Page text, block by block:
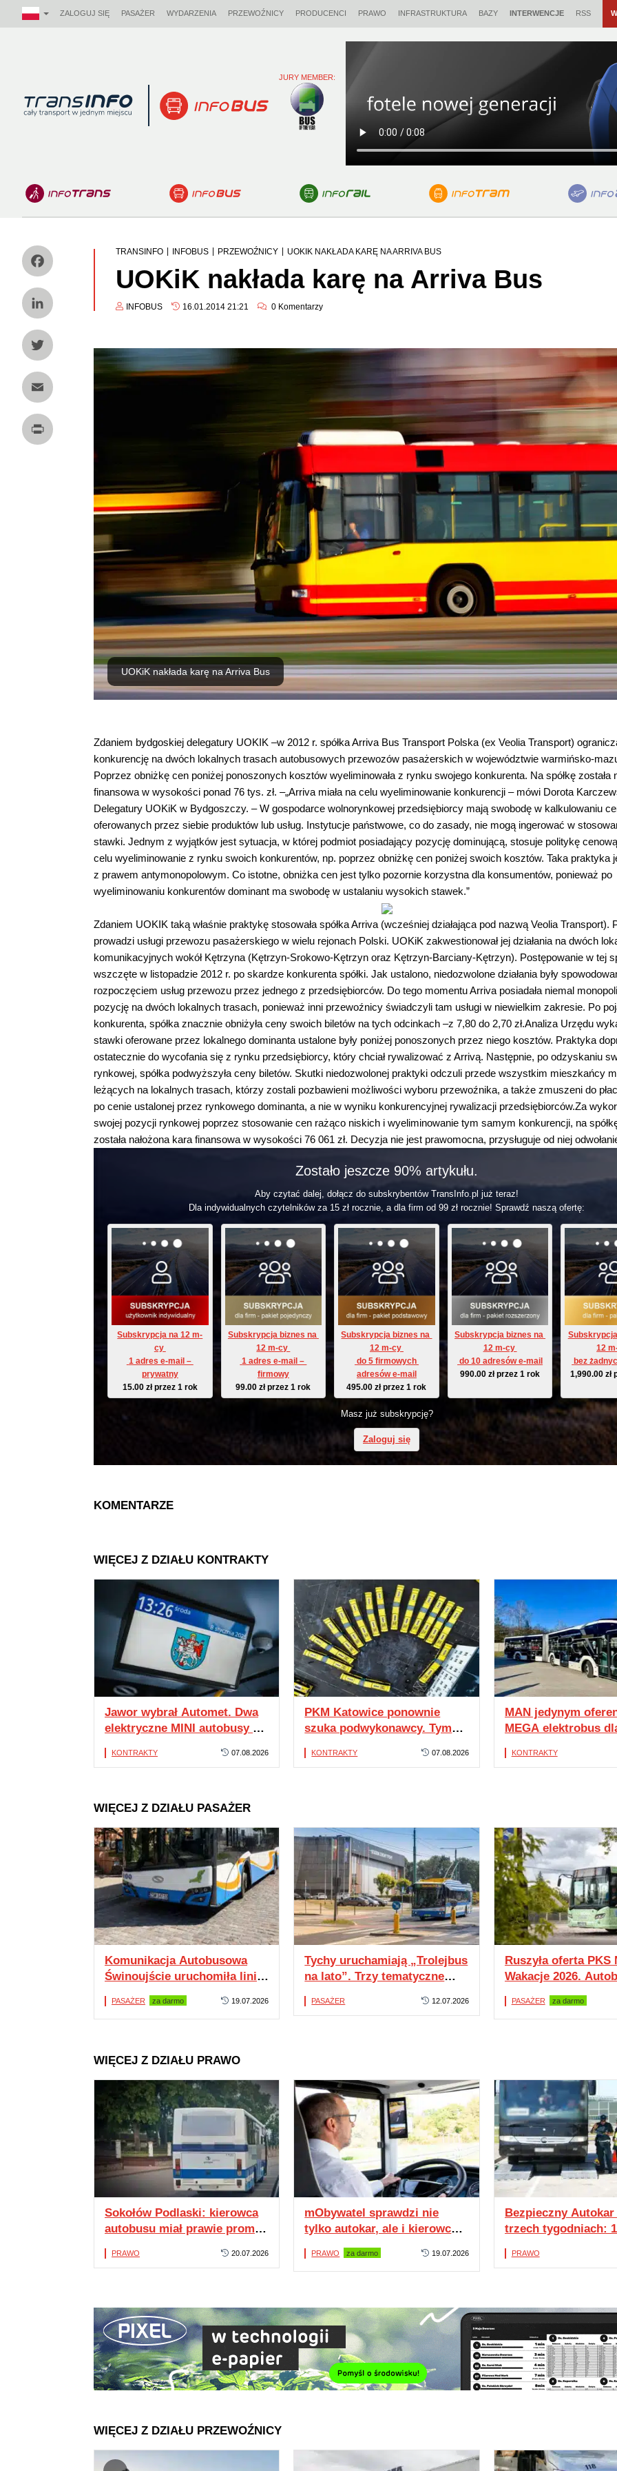
ZALOGUJ SIĘ PASAŻER WYDARZENIA PRZEWOŹNICY PRODUCENCI PRAWO INFRASTRUKTURA BAZY INTERWENCJE RSS
Logo
JURY MEMBER:
Facebook
LinkedIn
Twitter
Email
TRANSINFO | INFOBUS | PRZEWOŹNICY | UOKIK NAKŁADA KARĘ NA ARRIVA BUS
UOKiK nakłada karę na Arriva Bus
INFOBUS 16.01.2014 21:21 0 Komentarzy
UOKiK nakłada karę na Arriva Bus
Zdaniem bydgoskiej delegatury UOKIK –w 2012 r. spółka Arriva Bus Transport Polska (ex Veolia Transport)
konkurencję na dwóch lokalnych trasach autobusowych przewozów pasażerskich w województwie warmińsko-
Poprzez obniżkę cen poniżej ponoszonych kosztów wyeliminowała z rynku swojego konkurenta. Na spółkę została
finansowa w wysokości ponad 76 tys. zł. –„Arriva miała na celu wyeliminowanie konkurencji – mówi Dorota
Delegatury UOKiK w Bydgoszczy. – W gospodarce wolnorynkowej przedsiębiorcy mają swobodę w kalkulowaniu
oferowanych przez siebie produktów lub usług. Instytucje państwowe, co do zasady, nie mogą ingerować w
stawki. Jednym z wyjątków jest sytuacja, w której podmiot posiadający pozycję dominującą, stosuje politykę
celu wyeliminowanie z rynku swoich konkurentów, np. poprzez obniżkę cen poniżej swoich kosztów. Taka praktyka
z prawem antymonopolowym. Co istotne, obniżka cen jest tylko pozornie korzystna dla konsumentów, ponieważ po
wyeliminowaniu konkurentów dominant ma swobodę w ustalaniu wysokich stawek.”
Zdaniem UOKIK taką właśnie praktykę stosowała spółka Arriva (wcześniej działająca pod nazwą Veolia Transport).
prowadzi usługi przewozu pasażerskiego w wielu rejonach Polski. UOKiK zakwestionował jej działania na dwóch
komunikacyjnych wokół Kętrzyna (Kętrzyn-Srokowo-Kętrzyn oraz Kętrzyn-Barciany-Kętrzyn). Postępowanie w tej
wszczęte w listopadzie 2012 r. po skardze konkurenta spółki. Jak ustalono, niedozwolone działania były
rozpoczęciem usług przewozu przez jednego z przedsiębiorców. Do tego momentu Arriva posiadała niemal
pozycję na dwóch lokalnych trasach, ponieważ inni przewoźnicy świadczyli tam usługi w niewielkim zakresie. Po
konkurenta, spółka znacznie obniżyła ceny swoich biletów na tych odcinkach –z 7,80 do 2,70 zł.Analiza Urzędu
stawki oferowane przez lokalnego dominanta ustalone były poniżej ponoszonych przez niego kosztów. Praktyka
ostatecznie do wycofania się z rynku przedsiębiorcy, który chciał rywalizować z Arrivą. Następnie, po odzyskaniu
rynkowej, spółka podwyższyła ceny biletów. Skutki niedozwolonej praktyki odczuli przede wszystkim mieszkańcy
leżących na lokalnych trasach, którzy zostali pozbawieni możliwości wyboru przewoźnika, a także zmuszeni do
po cenie ustalonej przez rynkowego dominanta, a nie w wyniku konkurencyjnej rywalizacji przedsiębiorców.Za
swojej pozycji rynkowej poprzez stosowanie cen rażąco niskich i wyeliminowanie tym samym konkurencji, na
została nałożona kara finansowa w wysokości 76 061 zł. Decyzja nie jest prawomocna, przysługuje od niej
Zostało jeszcze 90% artykułu.
Aby czytać dalej, dołącz do subskrybentów TransInfo.pl już teraz!
Dla indywidualnych czytelników za 15 zł rocznie, a dla firm od 99 zł rocznie! Sprawdź naszą ofertę:
Subskrypcja na 12 m-
cy
prywatny
15.00 zł przez 1 rok
Subskrypcja biznes na
12 m-cy
1 adres e-mail –
firmowy
99.00zł przez 1 rok
Subskrypcja biznes na
12 m-cy
adresów e-mail
495.00zł przez 1 rok
Subskrypcja biznes na
12 m-cy
do 10 adresów e-mail
990.00zł przez 1 rok
12
bez
1,990.00 zł
Masz już subskrypcję?
Zaloguj się
KOMENTARZE
WIĘCEJ Z DZIAŁU KONTRAKTY
Jawor wybrał Automet. Dwa
elektryczne MINI autobusy z
KONTRAKTY 07.08.2026
PKM Katowice ponownie
szuka podwykonawcy. Tym
autobusów
KONTRAKTY 07.08.2026
MAN jedynym
MEGA elektrobus
KONTRAKTY
WIĘCEJ Z DZIAŁU PASAŻER
Komunikacja Autobusowa
Świnoujście uruchomiła linię
13. Z promu na promenadę
PASAŻER za darmo 19.07.2026
Tychy uruchamiają „Trolejbus
na lato”. Trzy tematyczne
PASAŻER 12.07.2026
Ruszyła oferta PKS
Wakacje 2026.
20 zł dziennie. Hop
off
PASAŻER za darmo
WIĘCEJ Z DZIAŁU PRAWO
Sokołów Podlaski: kierowca
autobusu miał prawie promil
PRAWO 20.07.2026
mObywatel sprawdzi nie
tylko autokar, ale i kierowcę.
Blisko 340 tys. weryfikacji w
rok
PRAWO za darmo 19.07.2026
Bezpieczny Autokar
trzech tygodniach:
PRAWO
WIĘCEJ Z DZIAŁU PRZEWOŹNICY